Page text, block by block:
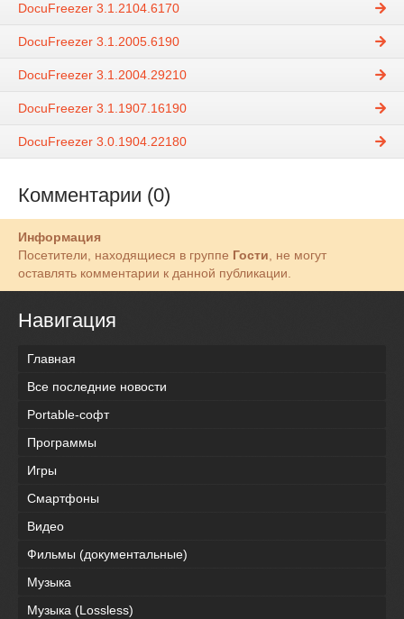
DocuFreezer 3.1.2104.6170
DocuFreezer 3.1.2005.6190
DocuFreezer 3.1.2004.29210
DocuFreezer 3.1.1907.16190
DocuFreezer 3.0.1904.22180
Комментарии (0)
Информация
Посетители, находящиеся в группе Гости, не могут
оставлять комментарии к данной публикации.
Навигация
Главная
Все последние новости
Portable-софт
Программы
Игры
Смартфоны
Видео
Фильмы (документальные)
Музыка
Музыка (Lossless)